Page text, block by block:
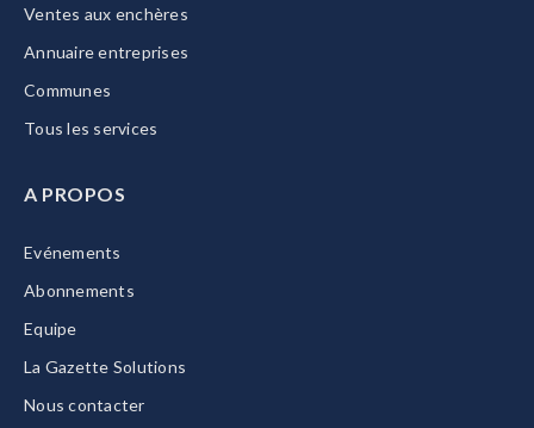
Ventes aux enchères
Annuaire entreprises
Communes
Tous les services
A PROPOS
Evénements
Abonnements
Equipe
La Gazette Solutions
Nous contacter